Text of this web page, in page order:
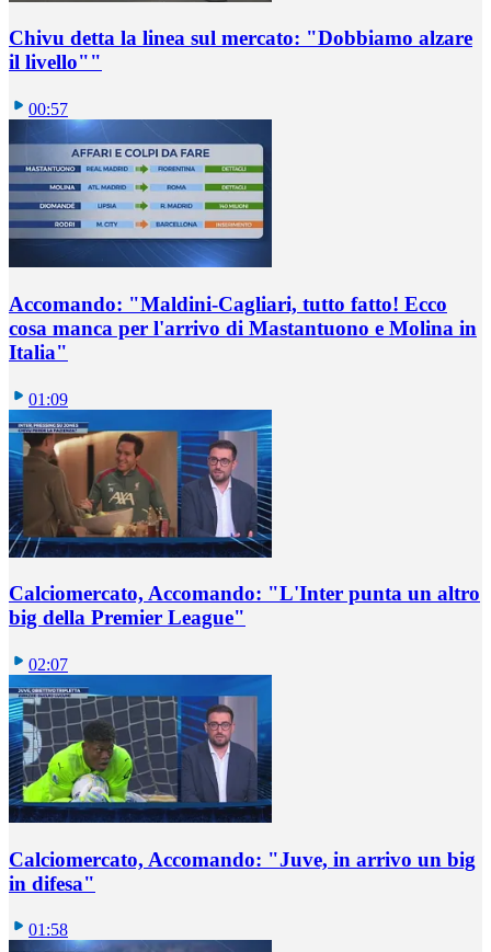
Chivu detta la linea sul mercato: "Dobbiamo alzare
il livello""
00:57
Accomando: "Maldini-Cagliari, tutto fatto! Ecco
cosa manca per l'arrivo di Mastantuono e Molina in
Italia"
01:09
Calciomercato, Accomando: "L'Inter punta un altro
big della Premier League"
02:07
Calciomercato, Accomando: "Juve, in arrivo un big
in difesa"
01:58